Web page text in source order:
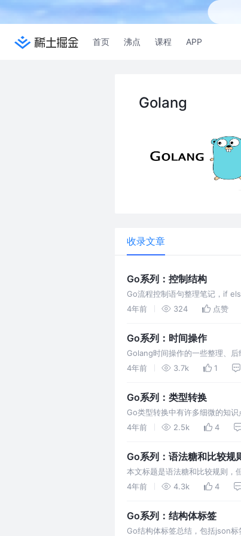
首页 沸点 课程 APP
Golang
收录文章
Go系列：控制结构
Go流程控制语句整理笔记，if
4年前
324 点赞
Go系列：时间操作
Golang时间操作的一些整理、
4年前
3.7k 1
Go系列：类型转换
Go类型转换中有许多细微的知
错误欢饮评论区留言。
4年前 2.5k 4
Go系列：语法糖和比较规
本文标题是语法糖和比较规则，
数据的可比较规则。本文内容会
4年前 4.3k 4
Go系列：结构体标签
Go结构体标签总结，包括json